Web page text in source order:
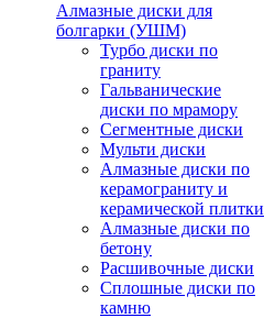
Алмазные диски для
болгарки (УШМ)
Турбо диски по
граниту
Гальванические
диски по мрамору
Сегментные диски
Мульти диски
Алмазные диски по
керамограниту и
керамической плитки
Алмазные диски по
бетону
Расшивочные диски
Сплошные диски по
камню